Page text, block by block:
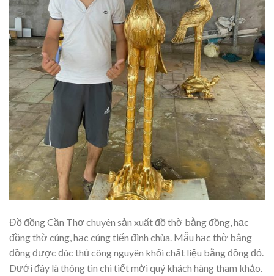
Đồ đồng Cần Thơ chuyên sản xuất đồ thờ bằng đồng, hạc
đồng thờ cúng, hạc cúng tiến đình chùa. Mẫu hạc thờ bằng
đồng được đúc thủ công nguyên khối chất liệu bằng đồng đỏ.
Dưới đây là thông tin chi tiết mời quý khách hàng tham khảo.